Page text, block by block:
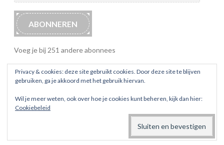
ABONNEREN
Voeg je bij 251 andere abonnees
ONDERSTEUND DOOR WORDPRESS
AUTOMATTIC.
Privacy & cookies: deze site gebruikt cookies. Door deze site te blijven
gebruiken, ga je akkoord met het gebruik hiervan.
Wil je meer weten, ook over hoe je cookies kunt beheren, kijk dan hier:
Cookiebeleid